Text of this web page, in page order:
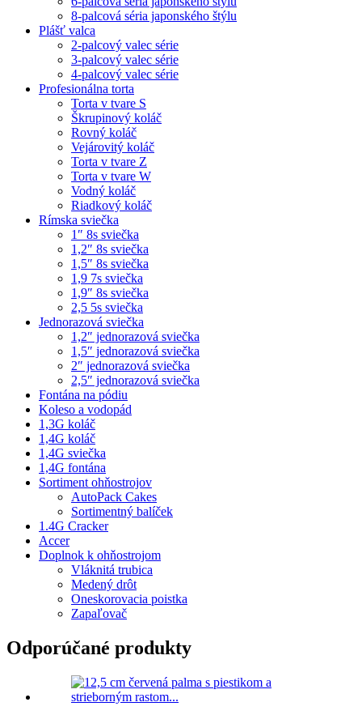
8-palcová séria japonského štýlu
Plášť valca
2-palcový valec série
3-palcový valec série
4-palcový valec série
Profesionálna torta
Torta v tvare S
Škrupinový koláč
Rovný koláč
Vejárovitý koláč
Torta v tvare Z
Torta v tvare W
Vodný koláč
Riadkový koláč
Rímska sviečka
1″ 8s sviečka
1,2″ 8s sviečka
1,5″ 8s sviečka
1,9 7s sviečka
1,9″ 8s sviečka
2,5 5s sviečka
Jednorazová sviečka
1,2″ jednorazová sviečka
1,5″ jednorazová sviečka
2″ jednorazová sviečka
2,5″ jednorazová sviečka
Fontána na pódiu
Koleso a vodopád
1,3G koláč
1,4G koláč
1,4G sviečka
1,4G fontána
Sortiment ohňostrojov
AutoPack Cakes
Sortimentný balíček
1.4G Cracker
Accer
Doplnok k ohňostrojom
Vláknitá trubica
Medený drôt
Oneskorovacia poistka
Zapaľovač
Odporúčané produkty